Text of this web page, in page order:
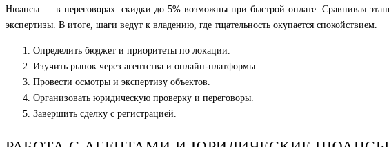
Нюансы — в переговорах: скидки до 5% возможны при быстрой оплате. Сравнивая
экспертизы. В итоге, шаги ведут к владению, где тщательность окупается спокойствием.
Определить бюджет и приоритеты по локации.
Изучить рынок через агентства и онлайн-платформы.
Провести осмотры и экспертизу объектов.
Организовать юридическую проверку и переговоры.
Завершить сделку с регистрацией.